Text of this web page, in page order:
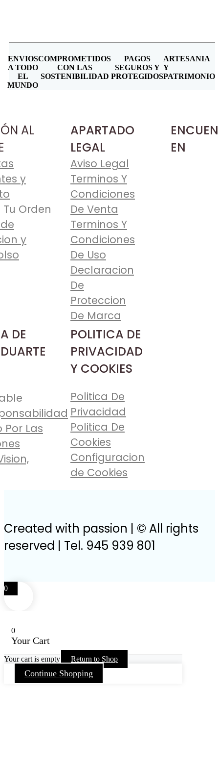
ENVIOS
A TODO
EL
MUNDO
COMPROMETIDOS
CON LAS
SOSTENIBILIDAD
PAGOS
SEGUROS Y
PROTEGIDOS
ARTESANIA
Y
PATRIMONIO
AL
y
Orden
y
APARTADO
LEGAL
Aviso Legal
Terminos Y
Condiciones
De Venta
Terminos Y
Condiciones
De Uso
Declaracion
De
Proteccion
De Marca
EN
DE
Por Las
POLITICA DE
PRIVACIDAD
Y COOKIES
Politica De
Privacidad
Politica De
Cookies
Configuracion
de Cookies
Created with passion | © All rights
reserved | Tel. 945 939 801
0
0
Your Cart
Your cart is empty Return to Shop
Continue Shopping